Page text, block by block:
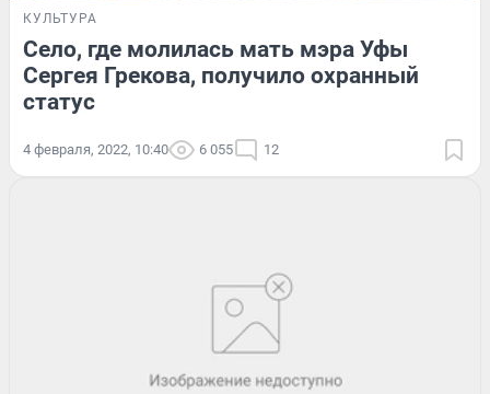
КУЛЬТУРА
Село, где молилась мать мэра Уфы
Сергея Грекова, получило охранный
статус
4 февраля, 2022, 10:40 6 055 12